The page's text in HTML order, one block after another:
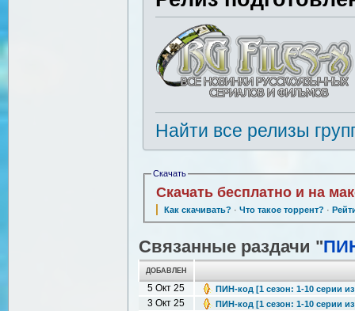
Найти все релизы
Скачать
Скачать бесплатно и на
Как скачивать? · Что такое торрент? ·
Связанные раздачи "
ДОБАВЛЕН
5 Окт 25 ПИН-код [1 сезон: 1-10 серии
3 Окт 25 ПИН-код [1 сезон: 1-10 серии